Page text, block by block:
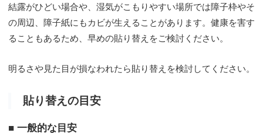
結露がひどい場合や、湿気がこもりやすい場所では障子枠やそ
の周辺、障子紙にもカビが生えることがあります。健康を害す
ることもあるため、早めの貼り替えをご検討ください。
明るさや見た目が損なわれたら貼り替えを検討してください。
貼り替えの目安
■ 一般的な目安